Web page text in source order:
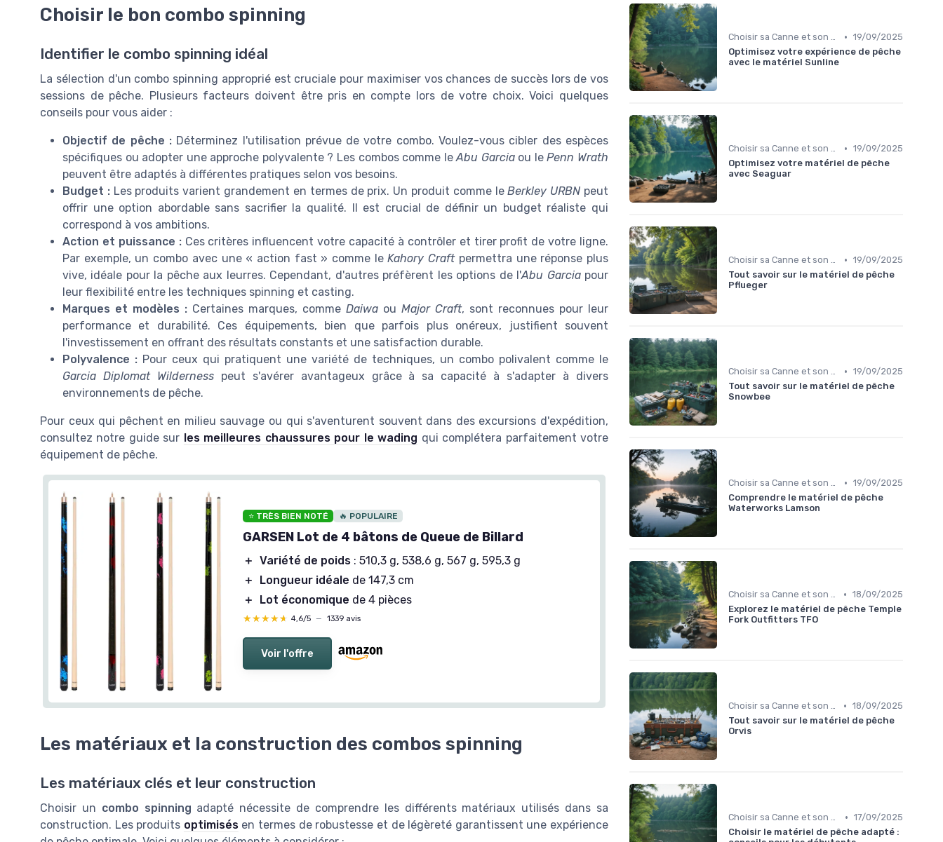
Choisir le bon combo spinning
Identifier le combo spinning idéal
La sélection d'un combo spinning approprié est cruciale pour maximiser vos chances de succès lors de vos
sessions de pêche. Plusieurs facteurs doivent être pris en compte lors de votre choix. Voici quelques
conseils pour vous aider :
Objectif de pêche :Déterminez l'utilisation prévue de votre combo. Voulez-vous cibler des espèces
spécifiques ou adopter une approche polyvalente ? Les combos comme leAbu Garciaou lePenn Wrath
peuvent être adaptés à différentes pratiques selon vos besoins.
Budget :Les produits varient grandement en termes de prix. Un produit comme leBerkley URBN peut
offrir une option abordable sans sacrifier la qualité. Il est crucial de définir un budget réaliste qui
correspond à vos ambitions.
Action et puissance :Ces critères influencent votre capacité à contrôler et tirer profit de votre ligne.
Par exemple, un combo avec une « action fast » comme leKahory Craftpermettra une réponse plus
vive, idéale pour la pêche aux leurres. Cependant, d'autres préfèrent les options de l'Abu Garciapour
leur flexibilité entre les techniques spinning et casting.
Marques et modèles : Certaines marques, comme Daiwa ou Major Craft, sont reconnues pour leur
performance et durabilité. Ces équipements, bien que parfois plus onéreux, justifient souvent
l'investissement en offrant des résultats constants et une satisfaction durable.
Polyvalence : Pour ceux qui pratiquent une variété de techniques, un combo polivalent comme le
Garcia Diplomat Wildernesspeut s'avérer avantageux grâce à sa capacité à s'adapter à divers
environnements de pêche.
Pour ceux qui pêchent en milieu sauvage ou qui s'aventurent souvent dans des excursions d'expédition,
consultez notre guide sur les meilleures chaussures pour le wading qui complétera parfaitement votre
équipement de pêche.
⭐ TRÈS BIEN NOTÉ 🔥 POPULAIRE
GARSEN Lot de 4 bâtons de Queue de Billard
＋ Variété de poids : 510,3 g, 538,6 g, 567 g, 595,3 g
＋
Longueur idéale de 147,3 cm
＋
Lot économique de 4 pièces
★★★★★
★★★★★ 4,6/5 — 1339 avis
Voir l'offre
Les matériaux et la construction des combos spinning
Les matériaux clés et leur construction
Choisir un combo spinning adapté nécessite de comprendre les différents matériaux utilisés dans sa
construction. Les produits optimisésen termes de robustesse et de légèreté garantissent une expérience
Choisir sa Canne et son Équipement • 19/09/2025
Optimisez votre expérience de pêche
avec le matériel Sunline
Choisir sa Canne et son Équipement • 19/09/2025
Optimisez votre matériel de pêche
avec Seaguar
Choisir sa Canne et son Équipement • 19/09/2025
Tout savoir sur le matériel de pêche
Pflueger
Choisir sa Canne et son Équipement • 19/09/2025
Tout savoir sur le matériel de pêche
Snowbee
Choisir sa Canne et son Équipement • 19/09/2025
Comprendre le matériel de pêche
Waterworks Lamson
Choisir sa Canne et son Équipement • 18/09/2025
Explorez le matériel de pêche Temple
Fork Outfitters TFO
Choisir sa Canne et son Équipement • 18/09/2025
Tout savoir sur le matériel de pêche
Orvis
Choisir sa Canne et son Équipement • 17/09/2025
Choisir le matériel de pêche adapté :